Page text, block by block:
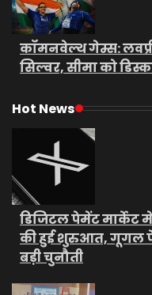
कॉमनवेल्थ गेम्स:
सिल्वर, सीमा को
Hot News
डिजिटल पेमेंट मार्केट
की हुई शुरुआत, गूगल
बड़ी चुनौती